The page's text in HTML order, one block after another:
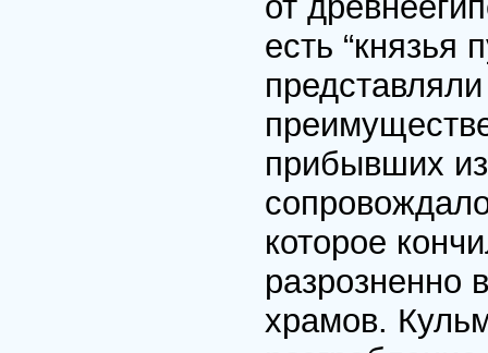
есть “князья
прибывших
которое
разрозненно
храмов.